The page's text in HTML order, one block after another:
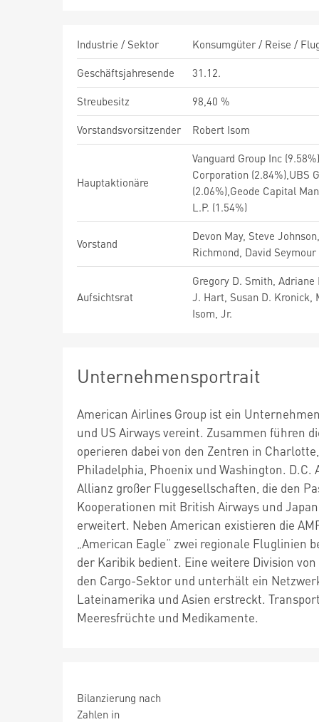
Industrie / Sektor
Konsumgüter / Reise /
Geschäftsjahresende
31.12.
Streubesitz
98,40 %
Vorstandsvorsitzender
Robert Isom
Hauptaktionäre
Vanguard Group Inc
Corporation (2.84%),UBS
(2.06%),Geode Capital
L.P. (1.54%)
Vorstand
Devon May, Steve
Richmond, David Seymour
Aufsichtsrat
Gregory D. Smith,
J. Hart, Susan D. Kronick,
Isom, Jr.
Unternehmensportrait
American Airlines Group ist ein
und US Airways vereint. Zusammen führen
operieren dabei von den Zentren in
Philadelphia, Phoenix und Washington.
Allianz großer Fluggesellschaften, die den
Kooperationen mit British Airways und
erweitert. Neben American existieren die
„American Eagle“ zwei regionale Fluglinien
der Karibik bedient. Eine weitere Division
den Cargo-Sektor und unterhält ein
Lateinamerika und Asien erstreckt.
Meeresfrüchte und Medikamente.
Bilanzierung nach
Zahlen in